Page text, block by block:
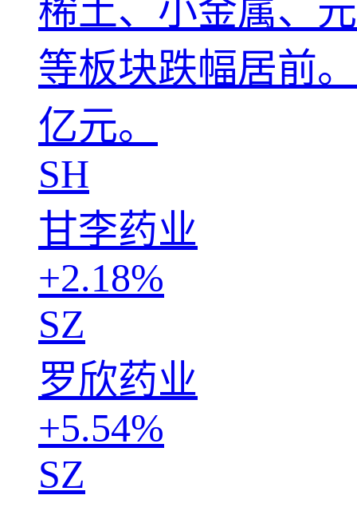
稀土、小金属、
等板块跌幅居前
亿元。
SH
甘李药业
+2.18%
SZ
罗欣药业
+5.54%
SZ